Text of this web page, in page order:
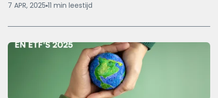
7 APR, 2025 11 min leestijd